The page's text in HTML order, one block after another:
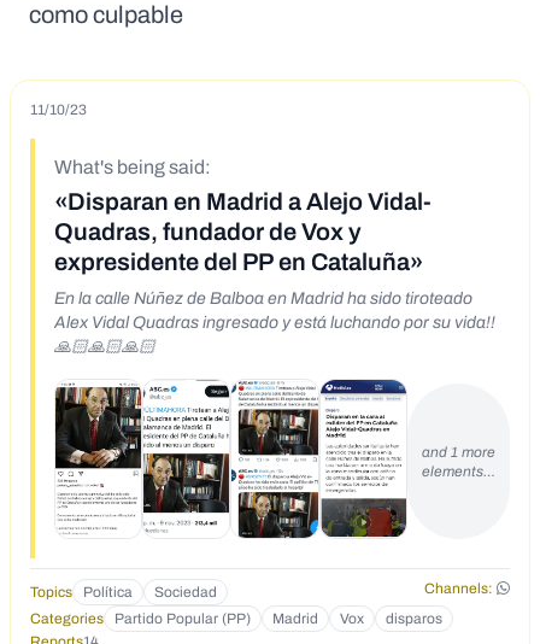
como culpable
11/10/23
What's being said:
«Disparan en Madrid a Alejo Vidal-
Quadras, fundador de Vox y
expresidente del PP en Cataluña»
En la calle Núñez de Balboa en Madrid ha sido tiroteado
Alex Vidal Quadras ingresado y está luchando por su vida!!
🙏🏻🙏🏻🙏🏻
and 1 more
elements…
Topics Política Sociedad
Channels:
Categories
Partido Popular (PP) Madrid Vox
disparos